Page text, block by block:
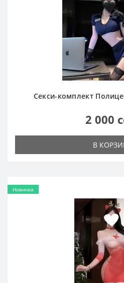
Секси-комплект
2 000
В
Новинка